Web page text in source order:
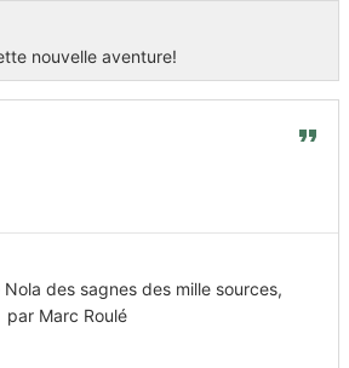
nouvelle aventure!
des sagnes des mille sources,
Marc Roulé